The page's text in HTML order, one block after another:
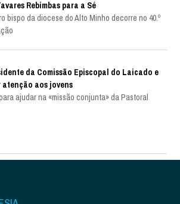
Rebimbas para a Sé
bispo da diocese do Alto Minho decorre no 40.º
da Comissão Episcopal do Laicado e
atenção aos jovens
ajudar na «missão conjunta» da Pastoral